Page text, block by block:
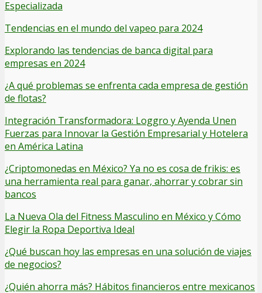
Especializada
Tendencias en el mundo del vapeo para 2024
Explorando las tendencias de banca digital para
empresas en 2024
¿A qué problemas se enfrenta cada empresa de gestión
de flotas?
Integración Transformadora: Loggro y Ayenda Unen
Fuerzas para Innovar la Gestión Empresarial y Hotelera
en América Latina
¿Criptomonedas en México? Ya no es cosa de frikis: es
una herramienta real para ganar, ahorrar y cobrar sin
bancos
La Nueva Ola del Fitness Masculino en México y Cómo
Elegir la Ropa Deportiva Ideal
¿Qué buscan hoy las empresas en una solución de viajes
de negocios?
¿Quién ahorra más? Hábitos financieros entre mexicanos